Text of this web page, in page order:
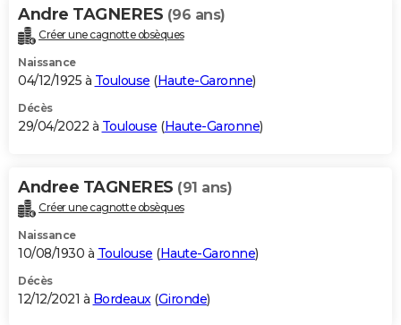
Andre TAGNERES (96 ans)
Créer une cagnotte obsèques
Naissance
04/12/1925 à Toulouse (Haute-Garonne)
Décès
29/04/2022 à Toulouse (Haute-Garonne)
Andree TAGNERES (91 ans)
Créer une cagnotte obsèques
Naissance
10/08/1930 à Toulouse (Haute-Garonne)
Décès
12/12/2021 à Bordeaux(Gironde)